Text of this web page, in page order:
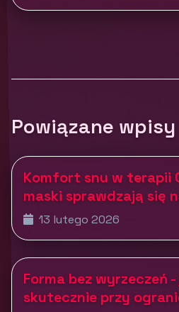
Powiązane wpisy
Komfort snu w terapii
maski sprawdzają się
13 lutego 2026
Forma bez wyrzeczeń
skutecznie przy